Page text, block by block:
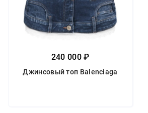
240 000 ₽
Джинсовый топ Balenciaga